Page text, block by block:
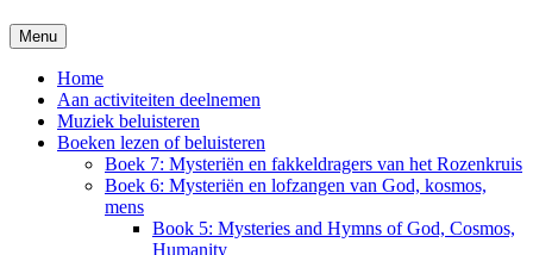
Menu
Home
Aan activiteiten deelnemen
Muziek beluisteren
Boeken lezen of beluisteren
Boek 7: Mysteriën en fakkeldragers van het Rozenkruis
Boek 6: Mysteriën en lofzangen van God, kosmos,
mens
Book 5: Mysteries and Hymns of God, Cosmos,
Humanity